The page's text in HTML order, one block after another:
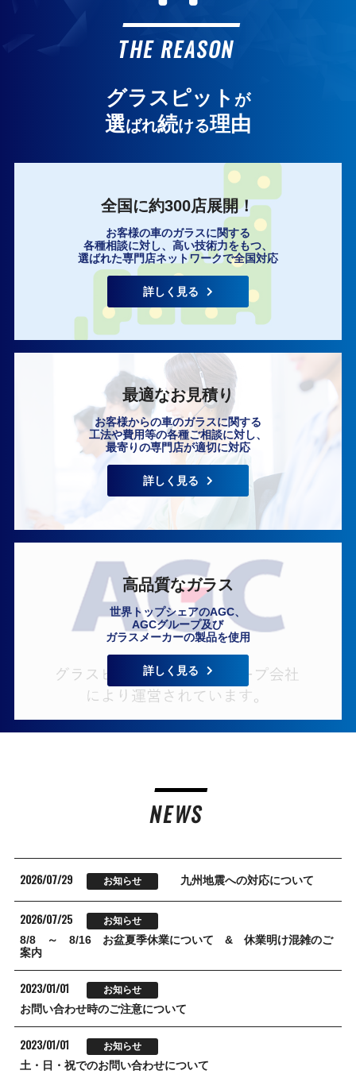
いますぐ無料相談
THE REASON
グラスピット が
選ばれ続ける理由
全国に約300店展開！
お客様の車のガラスに関する
各種相談に対し、高い技術力をもつ、
選ばれた専門店ネットワークで全国対応
詳しく見る
最適なお見積り
お客様からの車のガラスに関する
工法や費用等の各種ご相談に対し、
最寄りの専門店が適切に対応
詳しく見る
高品質なガラス
世界トップシェアのAGC、
AGCグループ及び
ガラスメーカーの製品を使用
詳しく見る
NEWS
2026/07/29 お知らせ 九州地震への対応について
2026/07/25 お知らせ
8/8 ～ 8/16 お盆夏季休業について & 休業明け混雑のご
案内
2023/01/01 お知らせ
お問い合わせ時のご注意について
2023/01/01 お知らせ
土・日・祝でのお問い合わせについて